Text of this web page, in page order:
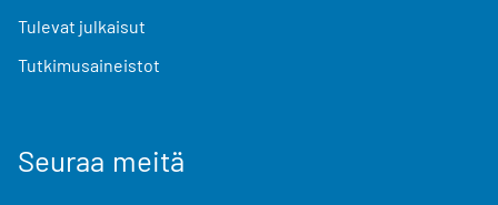
Tulevat julkaisut
Tutkimusaineistot
Seuraa meitä